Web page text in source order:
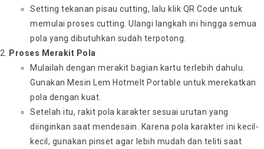
Setting tekanan pisau cutting, lalu klik QR Code untuk
memulai proses cutting. Ulangi langkah ini hingga semua
pola yang dibutuhkan sudah terpotong.
Proses Merakit Pola
Mulailah dengan merakit bagian kartu terlebih dahulu.
Gunakan Mesin Lem Hotmelt Portable untuk merekatkan
pola dengan kuat.
Setelah itu, rakit pola karakter sesuai urutan yang
diinginkan saat mendesain. Karena pola karakter ini kecil-
kecil, gunakan pinset agar lebih mudah dan teliti saat